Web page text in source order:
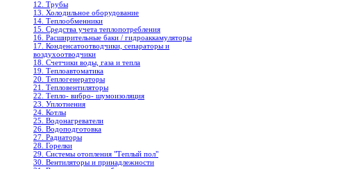
12. Трубы
13. Холодильное oборудование
14. Теплообменники
15. Средства учета теплопотребления
16. Расширительные баки / гидроаккамуляторы
17. Конденсатоотводчики, сепараторы и
воздухоотводчики
18. Счетчики воды, газа и тепла
19. Теплоавтоматика
20. Теплогенераторы
21. Тепловентиляторы
22. Тепло- вибро- шумоизоляция
23. Уплотнения
24. Котлы
25. Водонагреватели
26. Водоподготовка
27. Радиаторы
28. Горелки
29. Системы отопления "Теплый пол"
30. Вентиляторы и принадлежности